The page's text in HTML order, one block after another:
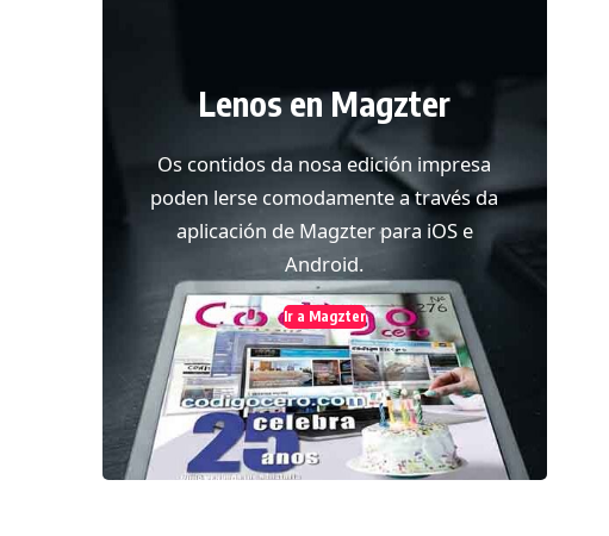
Lenos en Magzter
Os contidos da nosa edición impresa
poden lerse comodamente a través da
aplicación de Magzter para iOS e
Android.
Ir a Magzter